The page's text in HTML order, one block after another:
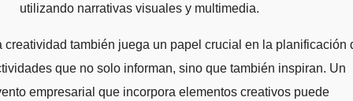
utilizando narrativas visuales y multimedia.
creatividad también juega un papel crucial en la planificación
que no solo informan, sino que también inspiran. Un
empresarial que incorpora elementos creativos puede